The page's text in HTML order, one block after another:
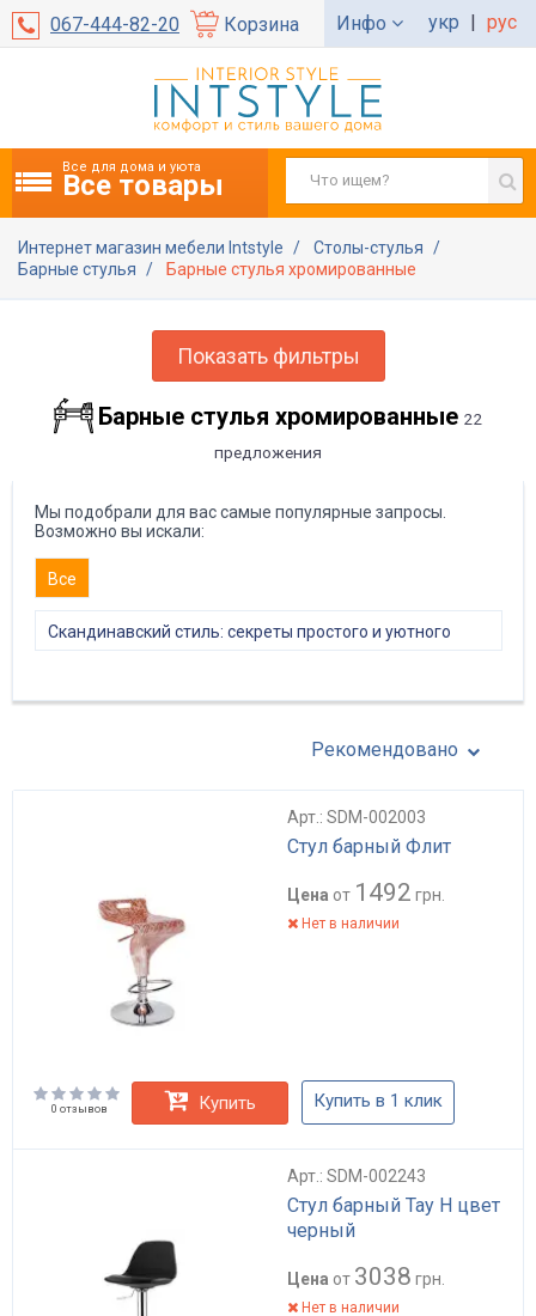
067-444-82-20 Корзина Инфо укр | рус
Все для дома и уюта
Все товары
Интернет магазин мебели Intstyle
Столы-стулья
Барные стулья
Барные стулья хромированные
Показать фильтры
Барные стулья хромированные 22
предложения
Мы подобрали для вас самые популярные запросы.
Возможно вы искали:
Все
Скандинавский стиль: секреты простого и уютного
Рекомендовано
Арт.: SDM-002003
Стул барный Флит
Цена от 1492 грн.
Нет в наличии
0 отзывов Купить Купить в 1 клик
Арт.: SDM-002243
Стул барный Тау Н цвет
черный
Цена от 3038 грн.
Нет в наличии